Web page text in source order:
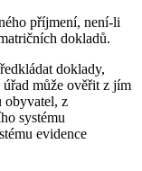
příjmení, není-li
dokladů.
doklady,
může ověřit z jím
obyvatel, z
systému
evidence